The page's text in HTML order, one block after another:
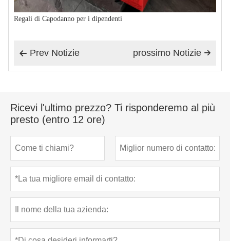
Regali di Capodanno per i dipendenti
 Prev Notizie 
prossimo Notizie
Ricevi l'ultimo prezzo? Ti risponderemo al più
presto (entro 12 ore)